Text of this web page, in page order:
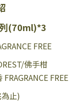
(70ml)*3
FREE
佛手柑
FREE
止)